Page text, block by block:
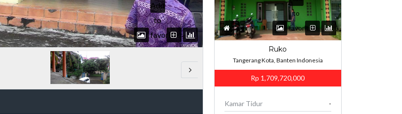
Add
to
favorites
to
favorites
Ruko
Tangerang Kota, Banten Indonesia
Rp 1,709,720,000
Kamar Tidur
-